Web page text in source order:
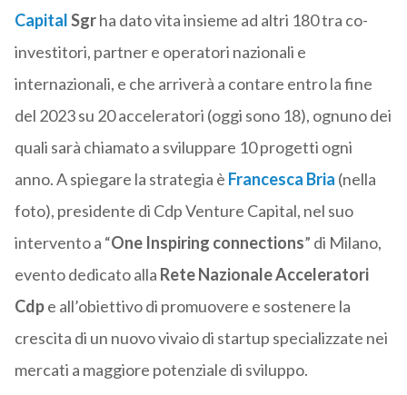
CapitalSgrha dato vita insieme ad altri 180 tra co-
investitori, partner e operatori nazionali e
internazionali, e che arriverà a contare entro la fine
del 2023 su 20 acceleratori (oggi sono 18), ognuno dei
quali sarà chiamato a sviluppare 10 progetti ogni
anno. A spiegare la strategia è Francesca Bria (nella
foto), presidente di Cdp Venture Capital, nel suo
intervento a “One Inspiring connections” di Milano,
evento dedicato alla Rete Nazionale Acceleratori
Cdpe all’obiettivo di promuovere e sostenere la
crescita di un nuovo vivaio di startup specializzate nei
mercati a maggiore potenziale di sviluppo.